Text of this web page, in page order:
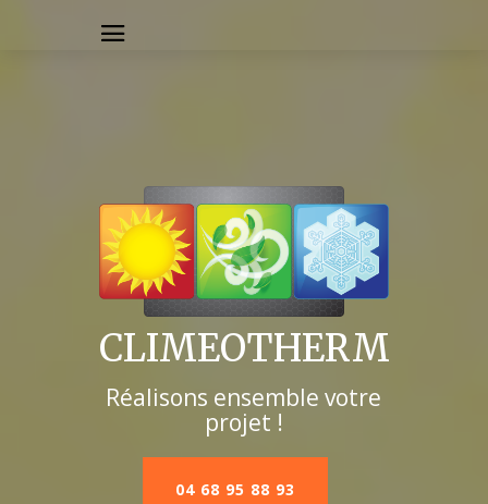
CLIMEOTHERM
Réalisons ensemble votre
projet !
04 68 95 88 93